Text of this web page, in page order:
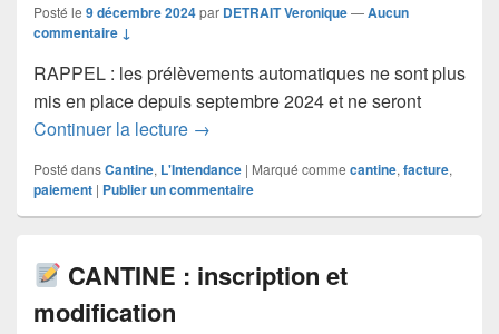
Posté le 9 décembre 2024par DETRAIT Veronique—Aucun
commentaire ↓
RAPPEL : les prélèvements automatiques ne sont plus
mis en place depuis septembre 2024 et ne seront
Continuer la lecture →
Posté dansCantine, L'Intendance | Marqué comme cantine, facture,
paiement | Publier un commentaire
CANTINE : inscription et
modification